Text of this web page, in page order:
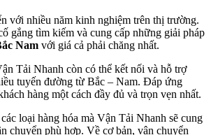
với nhiều năm kinh nghiệm trên thị trường.
gắng tìm kiếm và cung cấp những giải pháp
Nam với giá cả phải chăng nhất.
Tải Nhanh còn có thể kết nối và hỗ trợ
tuyến đường từ Bắc – Nam. Đáp ứng
hàng một cách đầy đủ và trọn vẹn nhất.
loại hàng hóa mà Vận Tải Nhanh sẽ cung
chuyển phù hợp. Về cơ bản, vận chuyển